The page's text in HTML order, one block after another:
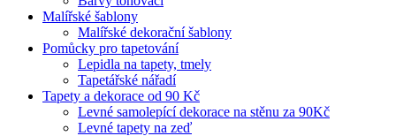
Malířské šablony
Malířské dekorační šablony
Pomůcky pro tapetování
Lepidla na tapety, tmely
Tapetářské nářadí
Tapety a dekorace od 90 Kč
Levné samolepící dekorace na stěnu za 90Kč
Levné tapety na zeď